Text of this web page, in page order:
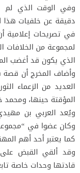
وفي الوقت الذي لم
دقيقة عن خلفيات هذا
في تصريحات إعلامية
لمجموعة من الخلافات
الذي يكون قد أغضب
وأضاف المخرج أن قصة
العديد من الزعماء
المؤقتة حينها، ومحمد
ويُعد العربي بن مهيدي
وكان عضوا في
كما يعتبر أحد أهم
وقد ألقي القبض
قادتها وحدات خاصة